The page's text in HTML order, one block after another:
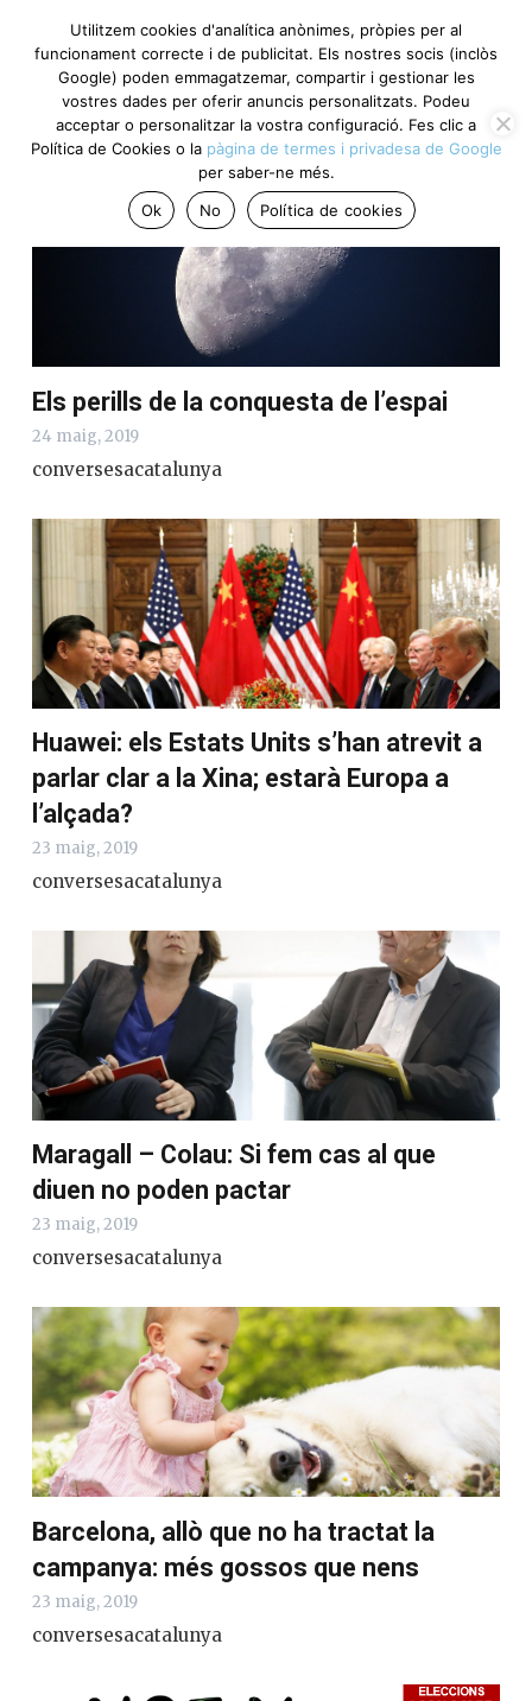
Punts clau del dia
Els perills de la conquesta de l’espai
24 maig, 2019
conversesacatalunya
Huawei: els Estats Units s’han atrevit a
parlar clar a la Xina; estarà Europa a
l’alçada?
23 maig, 2019
conversesacatalunya
Maragall – Colau: Si fem cas al que
diuen no poden pactar
23 maig, 2019
conversesacatalunya
Barcelona, allò que no ha tractat la
campanya: més gossos que nens
23 maig, 2019
conversesacatalunya
Utilitzem cookies d'analítica anònimes, pròpies per al
funcionament correcte i de publicitat. Els nostres socis (inclòs
Google) poden emmagatzemar, compartir i gestionar les
vostres dades per oferir anuncis personalitzats. Podeu
acceptar o personalitzar la vostra configuració. Fes clic a
Política de Cookies o la pàgina de termes i privadesa de Google
per saber-ne més.
Ok
No Política de cookies